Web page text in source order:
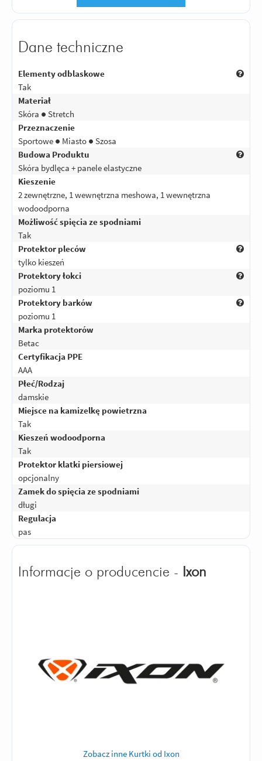
Dane techniczne
Elementy odblaskowe
Tak
Materiał
Skóra ● Stretch
Przeznaczenie
Sportowe ● Miasto ● Szosa
Budowa Produktu
Skóra bydlęca + panele elastyczne
Kieszenie
2 zewnętrzne, 1 wewnętrzna meshowa, 1 wewnętrzna
wodoodporna
Możliwość spięcia ze spodniami
Tak
Protektor pleców
tylko kieszeń
Protektory łokci
poziomu 1
Protektory barków
poziomu 1
Marka protektorów
Betac
Certyfikacja PPE
AAA
Płeć/Rodzaj
damskie
Miejsce na kamizelkę powietrzna
Tak
Kieszeń wodoodporna
Tak
Protektor klatki piersiowej
opcjonalny
Zamek do spięcia ze spodniami
długi
Regulacja
pas
Informacje o producencie - Ixon
Zobacz inne Kurtki od Ixon